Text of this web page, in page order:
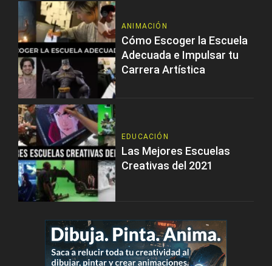
ANIMACIÓN
Cómo Escoger la Escuela
Adecuada e Impulsar tu
Carrera Artística
EDUCACIÓN
Las Mejores Escuelas
Creativas del 2021